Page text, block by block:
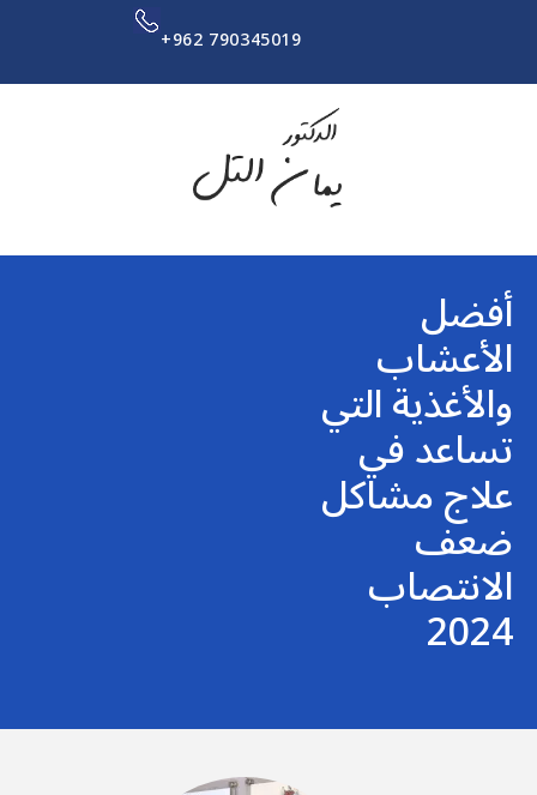
+962 790345019
أفضل
الأعشاب
والأغذية التي
تساعد في
علاج مشاكل
ضعف
الانتصاب
2024